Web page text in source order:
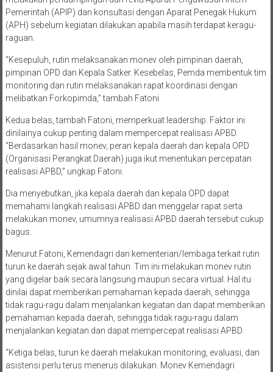
Pemerintah (APIP) dan konsultasi dengan Aparat Penegak Hukum
(APH) sebelum kegiatan dilakukan apabila masih terdapat keragu-
raguan.
“Kesepuluh, rutin melaksanakan monev oleh pimpinan daerah,
pimpinan OPD dan Kepala Satker. Kesebelas, Pemda membentuk tim
monitoring dan rutin melaksanakan rapat koordinasi dengan
melibatkan Forkopimda,” tambah Fatoni.
Kedua belas, tambah Fatoni, memperkuat leadership. Faktor ini
dinilainya cukup penting dalam mempercepat realisasi APBD.
“Berdasarkan hasil monev, peran kepala daerah dan kepala OPD
(Organisasi Perangkat Daerah) juga ikut menentukan percepatan
realisasi APBD,” ungkap Fatoni.
Dia menyebutkan, jika kepala daerah dan kepala OPD dapat
memahami langkah realisasi APBD dan menggelar rapat serta
melakukan monev, umumnya realisasi APBD daerah tersebut cukup
bagus.
Menurut Fatoni, Kemendagri dan kementerian/lembaga terkait rutin
turun ke daerah sejak awal tahun. Tim ini melakukan monev rutin
yang digelar baik secara langsung maupun secara virtual. Hal itu
dinilai dapat memberikan pemahaman kepada daerah, sehingga
tidak ragu-ragu dalam menjalankan kegiatan dan dapat memberikan
pemahaman kepada daerah, sehingga tidak ragu-ragu dalam
menjalankan kegiatan dan dapat mempercepat realisasi APBD.
“Ketiga belas, turun ke daerah melakukan monitoring, evaluasi, dan
asistensi perlu terus menerus dilakukan. Monev Kemendagri